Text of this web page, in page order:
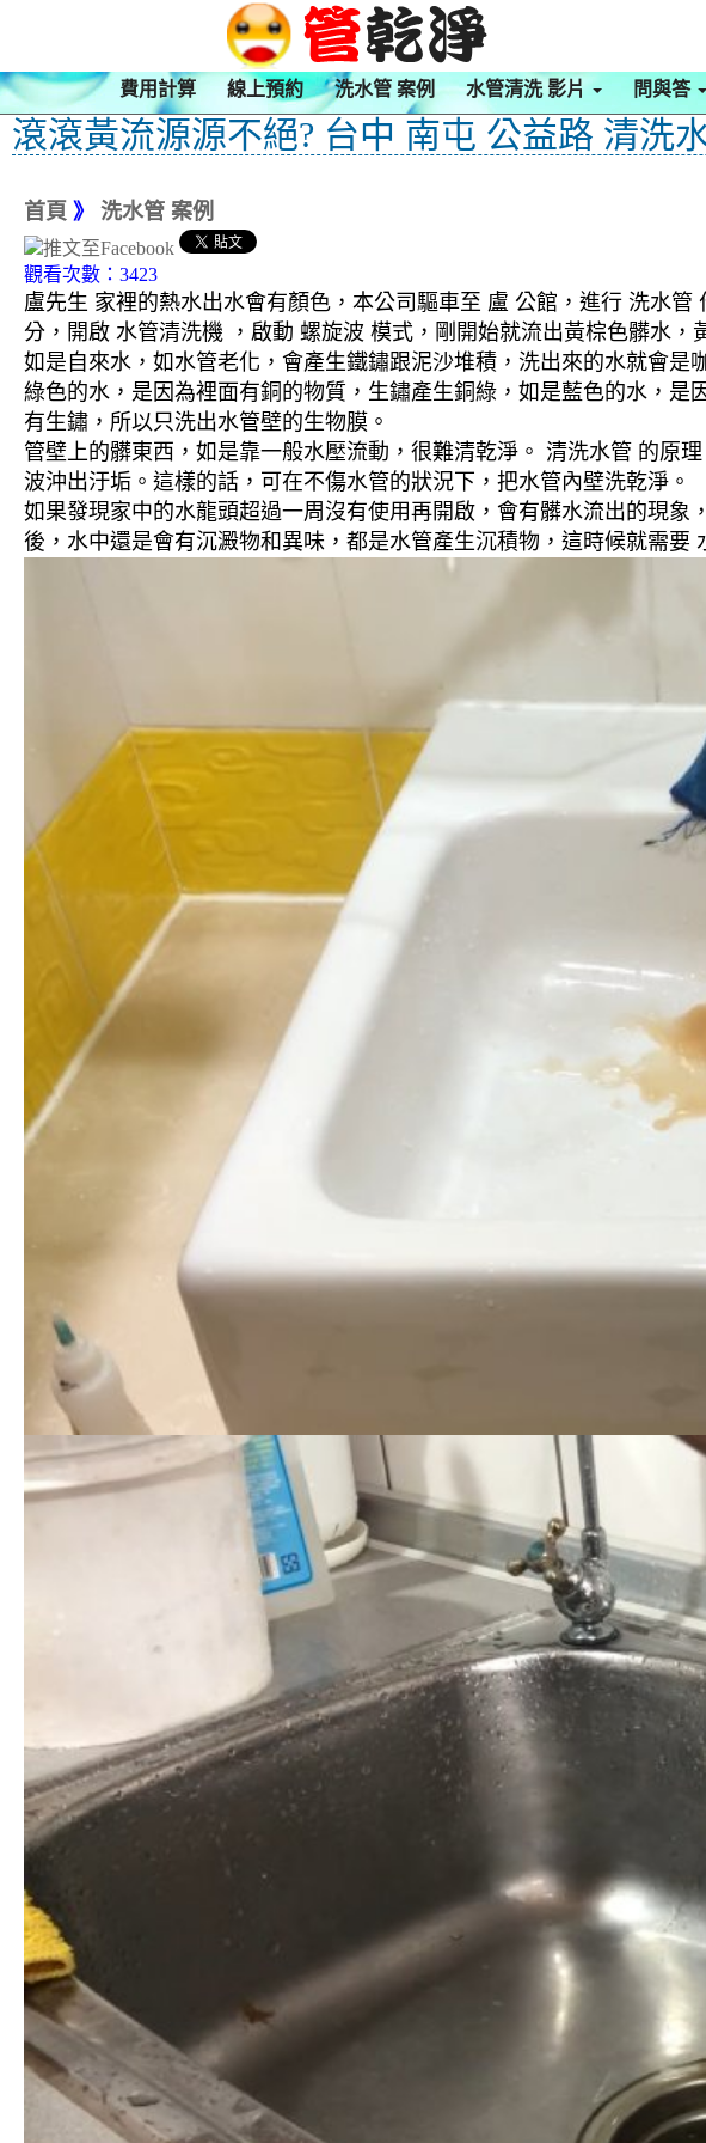
費用計算 線上預約 洗水管 案例 水管清洗 影片 問與答
滾滾黃流源源不絕? 台中 南屯 公益路 清洗
首頁 》 洗水管 案例
觀看次數：3423
盧先生 家裡的熱水出水會有顏色，本公司驅車至 盧 公館，進行 洗水
分，開啟 水管清洗機 ，啟動 螺旋波 模式，剛開始就流出黃棕色髒水
如是自來水，如水管老化，會產生鐵鏽跟泥沙堆積，洗出來的水就會
綠色的水，是因為裡面有銅的物質，生鏽產生銅綠，如是藍色的水，
有生鏽，所以只洗出水管壁的生物膜。
管壁上的髒東西，如是靠一般水壓流動，很難清乾淨。 清洗水管 的原
波沖出汙垢。這樣的話，可在不傷水管的狀況下，把水管內壁洗乾淨。
如果發現家中的水龍頭超過一周沒有使用再開啟，會有髒水流出的現
後，水中還是會有沉澱物和異味，都是水管產生沉積物，這時候就需要